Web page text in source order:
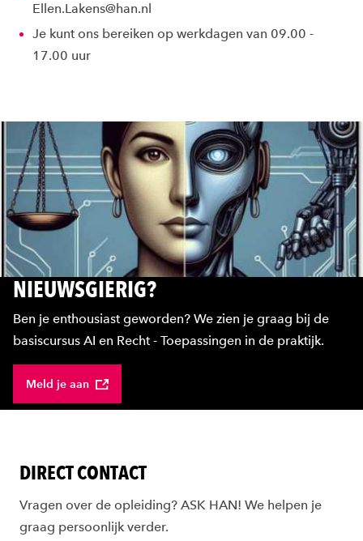
Ellen.Lakens@han.nl
Je kunt ons bereiken op werkdagen van 09.00 -
17.00 uur
NIEUWSGIERIG?
Ben je enthousiast geworden? We zien je graag bij de
basiscursus AI en Recht - Toepassingen in de praktijk.
Meld je aan
DIRECT CONTACT
Vragen over de opleiding? ASK HAN! We helpen je
graag persoonlijk verder.